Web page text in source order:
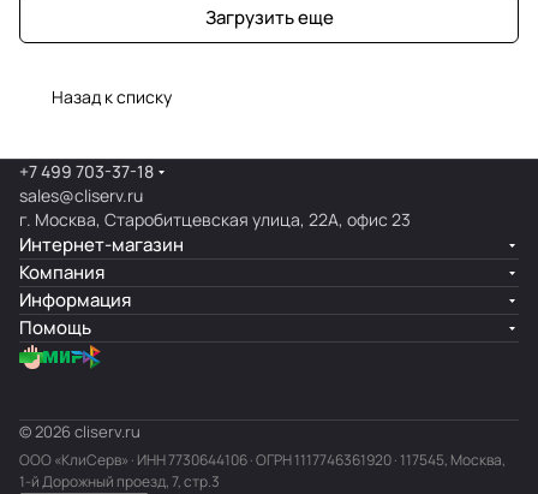
Загрузить еще
Назад к списку
+7 499 703-37-18
sales@cliserv.ru
г. Москва, Старобитцевская улица, 22А, офис 23
Интернет-магазин
Компания
Информация
Помощь
© 2026 cliserv.ru
ООО «КлиСерв» · ИНН7730644106· ОГРН 1117746361920 · 117545, Москва,
1-й Дорожный проезд, 7, стр.3